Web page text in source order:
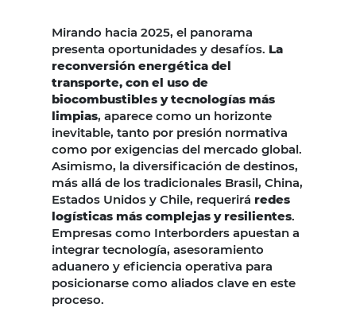
Mirando hacia 2025, el panorama
presenta oportunidades y desafíos. La
reconversión energética del
transporte, con el uso de
biocombustibles y tecnologías más
limpias, aparece como un horizonte
inevitable, tanto por presión normativa
como por exigencias del mercado global.
Asimismo, la diversificación de destinos,
más allá de los tradicionales Brasil, China,
Estados Unidos y Chile, requerirá redes
logísticas más complejas y resilientes.
Empresas como Interborders apuestan a
integrar tecnología, asesoramiento
aduanero y eficiencia operativa para
posicionarse como aliados clave en este
proceso.